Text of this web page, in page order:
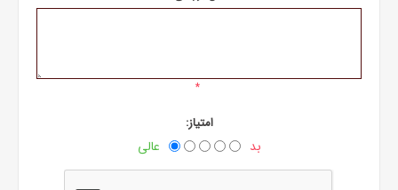
*
امتیاز:
بد عالی